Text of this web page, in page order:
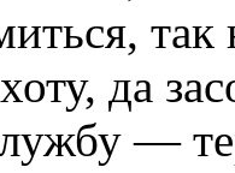
так
да
—